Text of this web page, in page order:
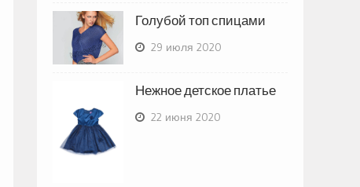
Голубой топ спицами
29 июля 2020
Нежное детское платье
22 июня 2020